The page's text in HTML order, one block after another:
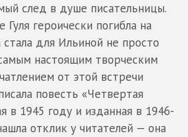
след в душе писательницы.
героически погибла на
для Ильиной не просто
настоящим творческим
от этой встречи
повесть «Четвертая
в 1945 году и изданная в 1946-
отклик у читателей — она